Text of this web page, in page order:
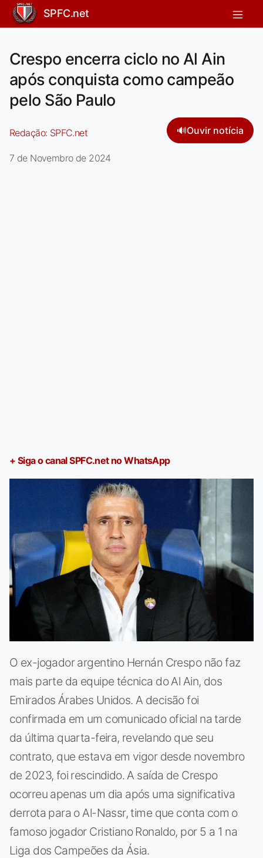
SPFC.net
Crespo encerra ciclo no Al Ain
após conquista como campeão
pelo São Paulo
Redação: SPFC.net 🔊Ouvir notícia
7 de Novembro de 2024
+ Siga o canal SPFC.net no WhatsApp
O ex-jogador argentino Hernán Crespo não faz
mais parte da equipe técnica do Al Ain, dos
Emirados Árabes Unidos. A decisão foi
confirmada em um comunicado oficial na tarde
da última quarta-feira, revelando que seu
contrato, que estava em vigor desde novembro
de 2023, foi rescindido. A saída de Crespo
ocorreu apenas um dia após uma significativa
derrota para o Al-Nassr, time que conta com o
famoso jogador Cristiano Ronaldo, por 5 a 1 na
Liga dos Campeões da Ásia.